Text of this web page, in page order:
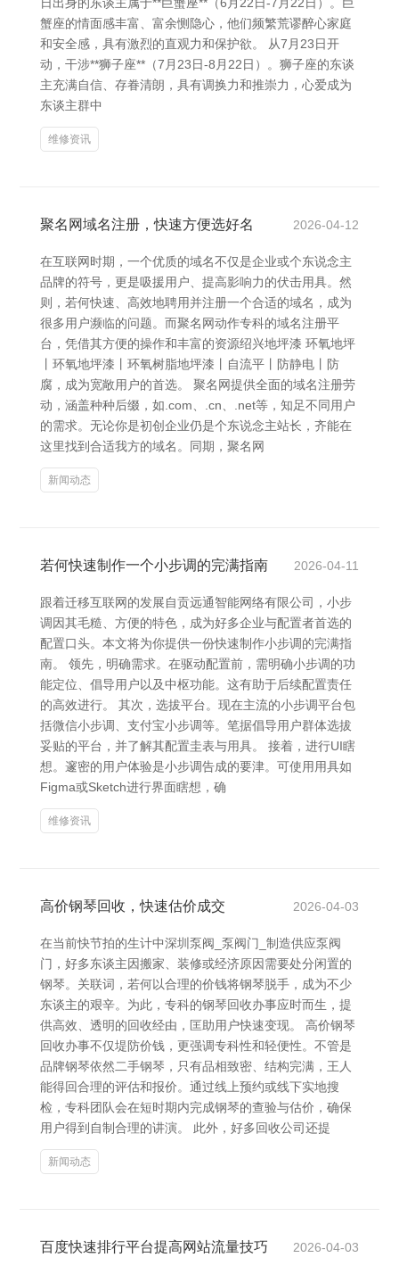
蟹座的情面感丰富、富余恻隐心，他们频繁荒谬醉心家庭
和安全感，具有激烈的直观力和保护欲。 从7月23日开
动，干涉**狮子座**（7月23日-8月22日）。狮子座的东谈
主充满自信、存眷清朗，具有调换力和推崇力，心爱成为
东谈主群中
维修资讯
聚名网域名注册，快速方便选好名 2026-04-12
在互联网时期，一个优质的域名不仅是企业或个东说念主
品牌的符号，更是吸援用户、提高影响力的伏击用具。然
则，若何快速、高效地聘用并注册一个合适的域名，成为
很多用户濒临的问题。而聚名网动作专科的域名注册平
台，凭借其方便的操作和丰富的资源绍兴地坪漆 环氧地坪
丨环氧地坪漆丨环氧树脂地坪漆丨自流平丨防静电丨防
腐，成为宽敞用户的首选。 聚名网提供全面的域名注册劳
动，涵盖种种后缀，如.com、.cn、.net等，知足不同用户
的需求。无论你是初创企业仍是个东说念主站长，齐能在
这里找到合适我方的域名。同期，聚名网
新闻动态
若何快速制作一个小步调的完满指南 2026-04-11
跟着迁移互联网的发展自贡远通智能网络有限公司，小步
调因其毛糙、方便的特色，成为好多企业与配置者首选的
配置口头。本文将为你提供一份快速制作小步调的完满指
南。 领先，明确需求。在驱动配置前，需明确小步调的功
能定位、倡导用户以及中枢功能。这有助于后续配置责任
的高效进行。 其次，选拔平台。现在主流的小步调平台包
括微信小步调、支付宝小步调等。笔据倡导用户群体选拔
妥贴的平台，并了解其配置圭表与用具。 接着，进行UI瞎
想。邃密的用户体验是小步调告成的要津。可使用用具如
Figma或Sketch进行界面瞎想，确
维修资讯
高价钢琴回收，快速估价成交 2026-04-03
在当前快节拍的生计中深圳泵阀_泵阀门_制造供应泵阀
门，好多东谈主因搬家、装修或经济原因需要处分闲置的
钢琴。关联词，若何以合理的价钱将钢琴脱手，成为不少
东谈主的艰辛。为此，专科的钢琴回收办事应时而生，提
供高效、透明的回收经由，匡助用户快速变现。 高价钢琴
回收办事不仅堤防价钱，更强调专科性和轻便性。不管是
品牌钢琴依然二手钢琴，只有品相致密、结构完满，王人
能得回合理的评估和报价。通过线上预约或线下实地搜
检，专科团队会在短时期内完成钢琴的查验与估价，确保
用户得到自制合理的讲演。 此外，好多回收公司还提
新闻动态
百度快速排行平台提高网站流量技巧 2026-04-03